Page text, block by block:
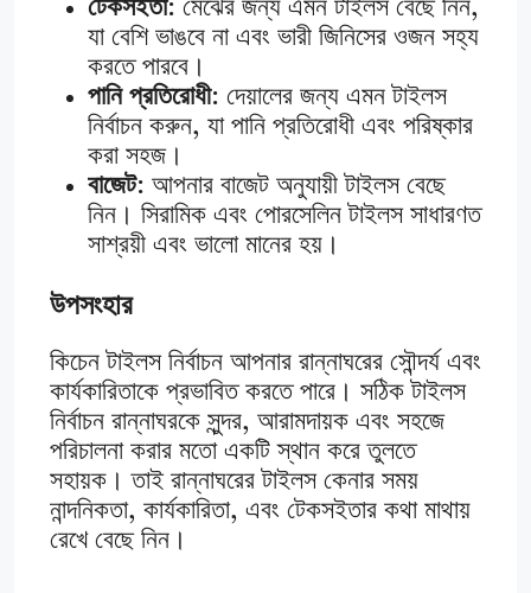
টেকসইতা: মেঝের জন্য এমন টাইলস বেছে নিন,
যা বেশি ভাঙবে না এবং ভারী জিনিসের ওজন সহ্য
করতে পারবে।
পানি প্রতিরোধী: দেয়ালের জন্য এমন টাইলস
নির্বাচন করুন, যা পানি প্রতিরোধী এবং পরিষ্কার
করা সহজ।
বাজেট: আপনার বাজেট অনুযায়ী টাইলস বেছে
নিন। সিরামিক এবং পোরসেলিন টাইলস সাধারণত
সাশ্রয়ী এবং ভালো মানের হয়।
উপসংহার
কিচেন টাইলস নির্বাচন আপনার রান্নাঘরের সৌন্দর্য এবং
কার্যকারিতাকে প্রভাবিত করতে পারে। সঠিক টাইলস
নির্বাচন রান্নাঘরকে সুন্দর, আরামদায়ক এবং সহজে
পরিচালনা করার মতো একটি স্থান করে তুলতে
সহায়ক। তাই রান্নাঘরের টাইলস কেনার সময়
নান্দনিকতা, কার্যকারিতা, এবং টেকসইতার কথা মাথায়
রেখে বেছে নিন।